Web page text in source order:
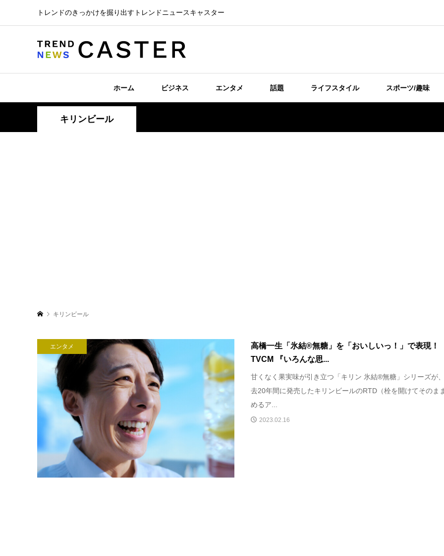
トレンドのきっかけを掘り出すトレンドニュースキャスター
ホーム ビジネス エンタメ 話題 ライフスタイル スポーツ/趣味
キリンビール
キリンビール
エンタメ
高橋一生「氷結®無糖」を「おいしいっ！」で表現
TVCM 『いろんな思...
甘くなく果実味が引き立つ「キリン 氷結®無糖」シリーズが
去20年間に発売したキリンビールのRTD（栓を開けてそのま
めるア...
2023.02.16